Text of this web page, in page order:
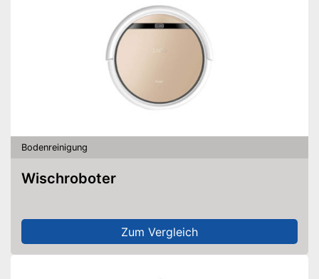
Bodenreinigung
Wischroboter
Zum Vergleich